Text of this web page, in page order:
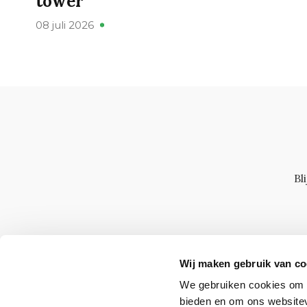
Wij maken gebruik van
We gebruiken cookies
bieden en om ons
08 juli 2026